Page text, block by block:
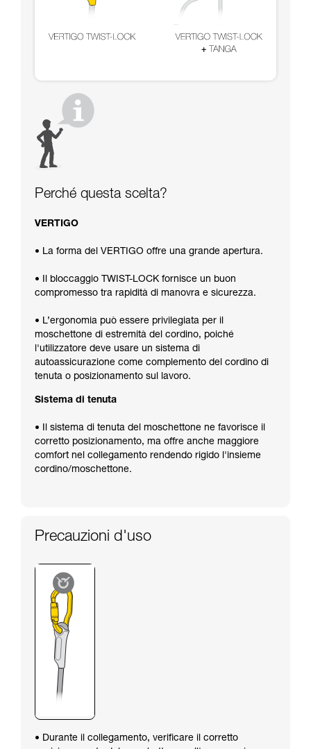
Perché questa scelta?
VERTIGO
• La forma del VERTIGO offre una grande apertura.
• Il bloccaggio TWIST-LOCK fornisce un buon
compromesso tra rapidità di manovra e sicurezza.
• L’ergonomia può essere privilegiata per il
moschettone di estremità del cordino, poiché
l'utilizzatore deve usare un sistema di
autoassicurazione come complemento del cordino di
tenuta o posizionamento sul lavoro.
Sistema di tenuta
• Il sistema di tenuta del moschettone ne favorisce il
corretto posizionamento, ma offre anche maggiore
comfort nel collegamento rendendo rigido l'insieme
cordino/moschettone.
Precauzioni d'uso
• Durante il collegamento, verificare il corretto